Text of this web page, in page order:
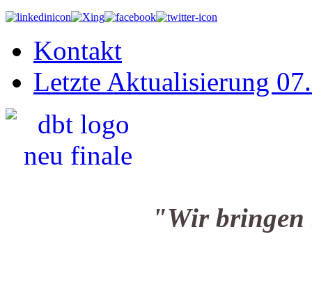
Kontakt
Letzte Aktualisierung
"Wir bringen Sie